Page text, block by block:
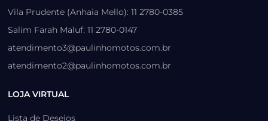
Vila Prudente (Anhaia Mello): 11 2780-0385
Salim Farah Maluf: 11 2780-0147
atendimento3@paulinhomotos.com.br
atendimento2@paulinhomotos.com.br
LOJA VIRTUAL
Lista de Desejos